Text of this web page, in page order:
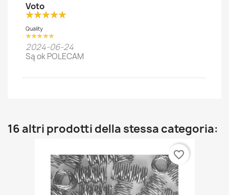
Voto
Quality
2024-06-24
Są ok POLECAM
16 altri prodotti della stessa categoria:
favorite_border